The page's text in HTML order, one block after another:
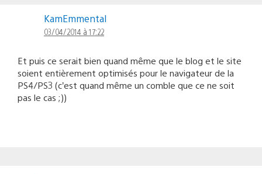
KamEmmental
03/04/2014 à 17:22
Et puis ce serait bien quand même que le blog et le site
soient entièrement optimisés pour le navigateur de la
PS4/PS3 (c’est quand même un comble que ce ne soit
pas le cas ;))